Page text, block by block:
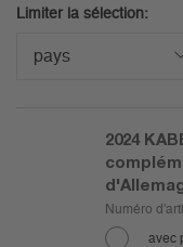
Limiter la sélection:
pays
2024
Numéro
avec